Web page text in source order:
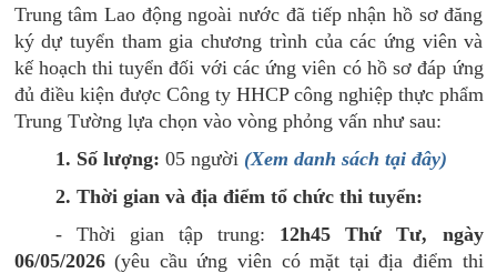
Trung tâm Lao động ngoài nước đã tiếp nhận hồ sơ đăng
ký dự tuyển tham gia chương trình của các ứng viên và
kế hoạch thi tuyển đối với các ứng viên có hồ sơ đáp ứng
đủ điều kiện được Công ty HHCP công nghiệp thực phẩm
Trung Tường lựa chọn vào vòng phỏng vấn như sau:
1. Số lượng: 05 người (Xem danh sách tại đây)
2. Thời gian và địa điểm tổ chức thi tuyển:
- Thời gian tập trung: 12h45 Thứ Tư, ngày
06/05/2026(yêu cầu ứng viên có mặt tại địa điểm thi